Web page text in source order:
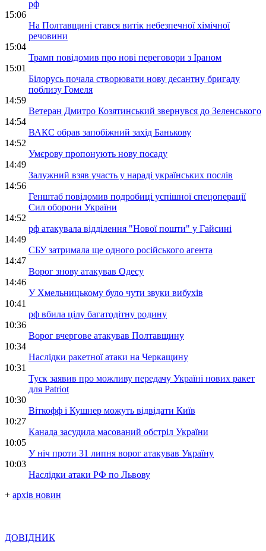
рф
15:06
На Полтавщині стався витік небезпечної хімічної
речовини
15:04
Трамп повідомив про нові переговори з Іраном
15:01
Білорусь почала створювати нову десантну бригаду
поблизу Гомеля
14:59
Ветеран Дмитро Козятинський звернувся до Зеленського
14:54
ВАКС обрав запобіжний захід Банькову
14:52
Умєрову пропонують нову посаду
14:49
Залужний взяв участь у нараді українських послів
14:56
Генштаб повідомив подробиці успішної спецоперації
Сил оборони України
14:52
рф атакувала відділення "Нової пошти" у Гайсині
14:49
СБУ затримала ще одного російського агента
14:47
Ворог знову атакував Одесу
14:46
У Хмельницькому було чути звуки вибухів
10:41
рф вбила цілу багатодітну родину
10:36
Ворог вчергове атакував Полтавщину
10:34
Наслідки ракетної атаки на Черкащину
10:31
Туск заявив про можливу передачу Україні нових ракет
для Patriot
10:30
Віткофф і Кушнер можуть відвідати Київ
10:27
Канада засудила масований обстріл України
10:05
У ніч проти 31 липня ворог атакував Україну
10:03
Наслідки атаки РФ по Львову
+ архів новин
ДОВІДНИК